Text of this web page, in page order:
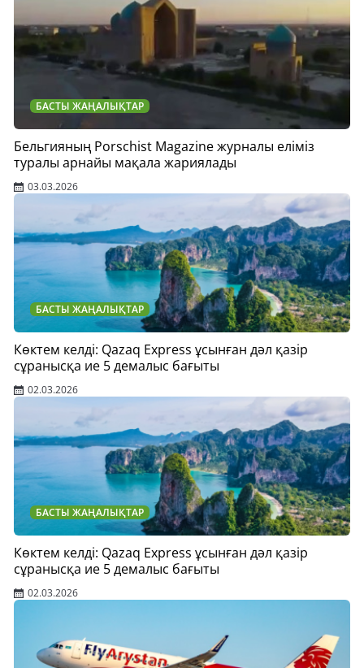
БАСТЫ ЖАҢАЛЫҚТАР
Бельгияның Porschist Magazine журналы еліміз
туралы арнайы мақала жариялады
03.03.2026
БАСТЫ ЖАҢАЛЫҚТАР
Көктем келді: Qazaq Express ұсынған дәл қазір
сұранысқа ие 5 демалыс бағыты
02.03.2026
БАСТЫ ЖАҢАЛЫҚТАР
Көктем келді: Qazaq Express ұсынған дәл қазір
сұранысқа ие 5 демалыс бағыты
02.03.2026